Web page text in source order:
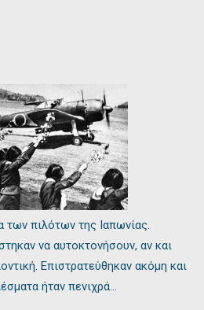
των πιλότων της Ιαπωνίας.
να αυτοκτονήσουν, αν και
Επιστρατεύθηκαν ακόμη και
ήταν πενιχρά…